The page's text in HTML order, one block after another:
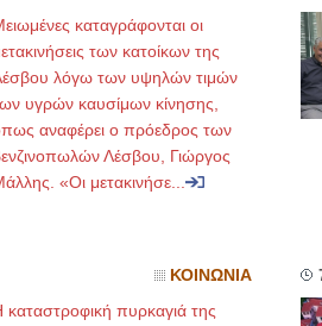
καταγράφονται οι
των κατοίκων της
λόγω των υψηλών τιμών
υγρών καυσίμων κίνησης,
αναφέρει ο πρόεδρος των
Λέσβου, Γιώργος
«Οι μετακινήσε...
ΚΟΙΝΩΝΙΑ
καταστροφική πυρκαγιά της